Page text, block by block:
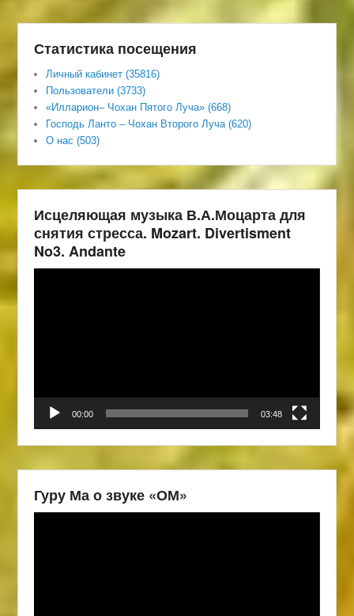
Статистика посещения
Личный кабинет (35816)
Пользователи (3733)
«Илларион– Чохан Пятого Луча» (668)
Господь Ланто – Чохан Второго Луча (620)
О нас (503)
Исцеляющая музыка В.А.Моцарта для
снятия стресса. Mozart. Divertisment
No3. Andante
00:00 03:48
Гуру Ма о звуке «ОМ»